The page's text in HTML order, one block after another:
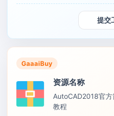
提交
GaaaiBuy
资源名称
AutoCAD2018官
教程